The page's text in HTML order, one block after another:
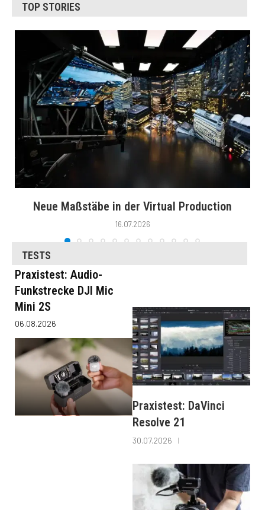
TOP STORIES
Neue Maßstäbe in der Virtual Production
16.07.2026
TESTS
Praxistest: Audio-
Funkstrecke DJI Mic
Mini 2S
06.08.2026
Praxistest: DaVinci
Resolve 21
30.07.2026